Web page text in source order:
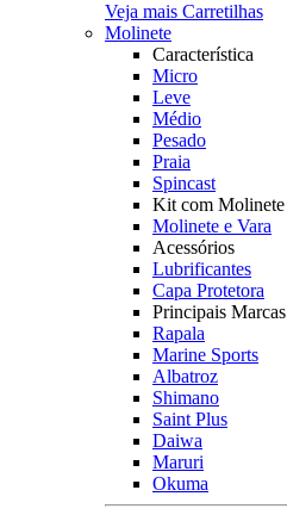
Veja mais Carretilhas
Molinete
Característica
Micro
Leve
Médio
Pesado
Praia
Spincast
Kit com Molinete
Molinete e Vara
Acessórios
Lubrificantes
Capa Protetora
Principais Marcas
Rapala
Marine Sports
Albatroz
Shimano
Saint Plus
Daiwa
Maruri
Okuma